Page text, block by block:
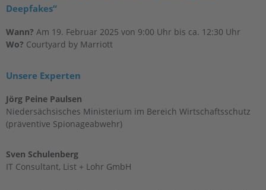
Deepfakes“
Wann? Am 19. Februar 2025 von 9:00 Uhr bis ca. 12:30 Uhr
Wo? Courtyard by Marriott
Unsere Experten
Jörg Peine Paulsen
Niedersächsisches Ministerium im Bereich Wirtschaftsschutz
(präventive Spionageabwehr)
Sven Schulenberg
IT Consultant, List + Lohr GmbH